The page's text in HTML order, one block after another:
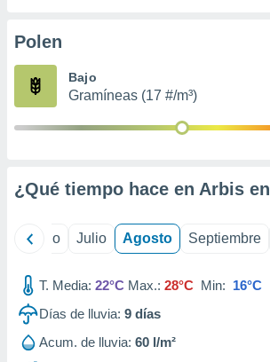
e
mediante
de
Polen
Bajo
Gramíneas (17 #/m³)
¿Qué tiempo hace en Arbis en
Junio Julio Agosto Septiembre
T. Media: 22°C Max.: 28°C Min: 16°C
Días de lluvia: 9 días
Acum. de lluvia: 60 l/m²